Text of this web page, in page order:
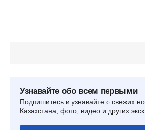
Узнавайте обо всем первыми
Подпишитесь и узнавайте о свежих
Казахстана, фото, видео и других